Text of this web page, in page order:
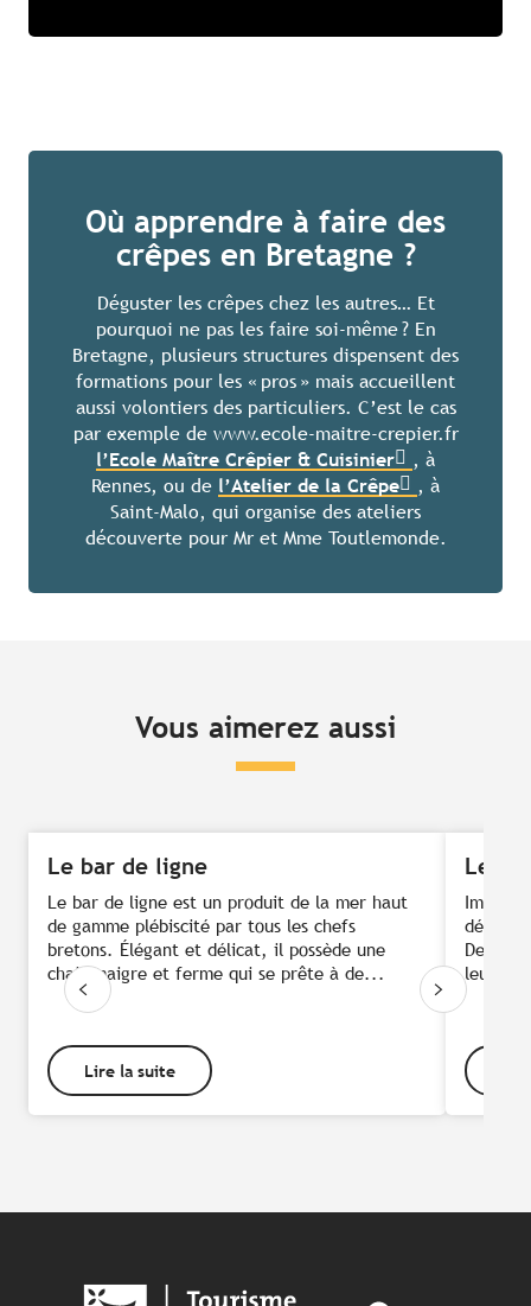
Où apprendre à faire des
crêpes en Bretagne ?
Déguster les crêpes chez les autres… Et
pourquoi ne pas les faire soi-même ? En
Bretagne, plusieurs structures dispensent des
formations pour les « pros » mais accueillent
aussi volontiers des particuliers. C’est le cas
par exemple de www.ecole-maitre-crepier.fr
l’Ecole Maître Crêpier & Cuisinier
, à
Rennes, ou de l’Atelier de la Crêpe
, à
Saint-Malo, qui organise des ateliers
découverte pour Mr et Mme Toutlemonde.
Vous aimerez aussi
Le bar de ligne
Le bar de ligne est un produit de la mer haut
de gamme plébiscité par tous les chefs
bretons. Élégant et délicat, il possède une
chair maigre et ferme qui se prête à de...
Lire la suite
Les
leur